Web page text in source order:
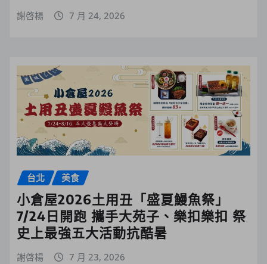
謝啓楊 7 月 24, 2026
台北 美食
小倉屋2026土用丑「盛夏鰻魚祭」
7/24日開跑 攜手大苑子、樂扣樂扣 祭
史上最強五大活動抗酷暑
謝啓楊 7 月 23, 2026